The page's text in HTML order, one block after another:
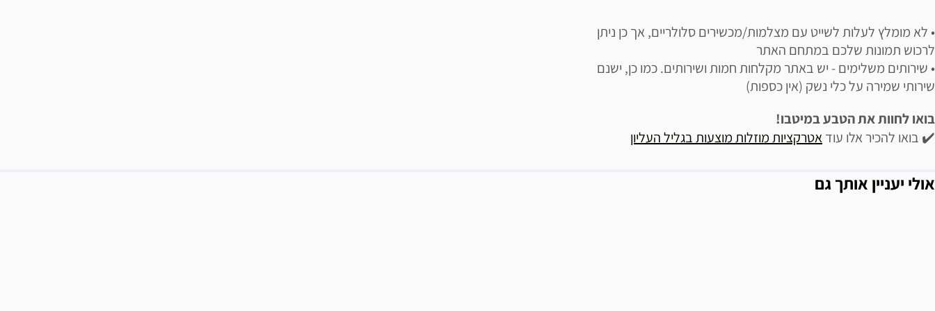
• לא מומלץ לעלות לשייט עם מצלמות/מכשירים סלולריים, אך כן ניתן
לרכוש תמונות שלכם במתחם האתר
• שירותים משלימים - יש באתר מקלחות חמות ושירותים. כמו כן, ישנם
שירותי שמירה על כלי נשק (אין כספות)
בואו לחוות את הטבע במיטבו!
✔️ בואו להכיר אלו עודאטרקציות מוזלות מוצעות בגליל העליון
אולי יעניין אותך גם